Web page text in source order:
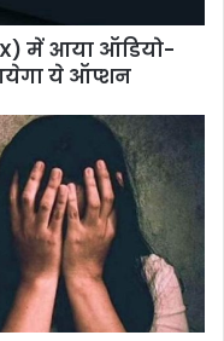
में आया ऑडियो-
ये ऑप्शन